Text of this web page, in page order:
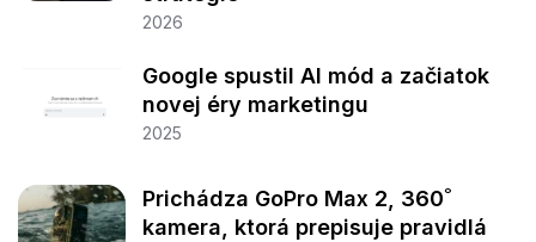
2026
Google spustil AI mód a začiatok
novej éry marketingu
2025
Prichádza GoPro Max 2, 360˚
kamera, ktorá prepisuje pravidlá